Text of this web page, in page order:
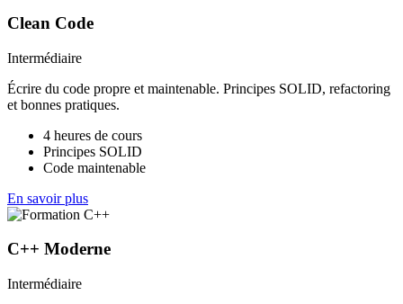
Clean Code
Intermédiaire
Écrire du code propre et maintenable. Principes SOLID, refactoring
et bonnes pratiques.
4 heures de cours
Principes SOLID
Code maintenable
En savoir plus
C++ Moderne
Intermédiaire